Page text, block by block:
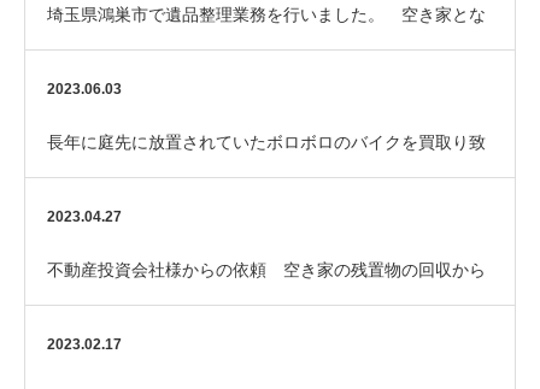
埼玉県鴻巣市で遺品整理業務を行いました。 空き家とな
ったご実家の売却
2023.06.03
長年に庭先に放置されていたボロボロのバイクを買取り致
しました。
2023.04.27
不動産投資会社様からの依頼 空き家の残置物の回収から
リフォームまで 1社で行っています。
2023.02.17